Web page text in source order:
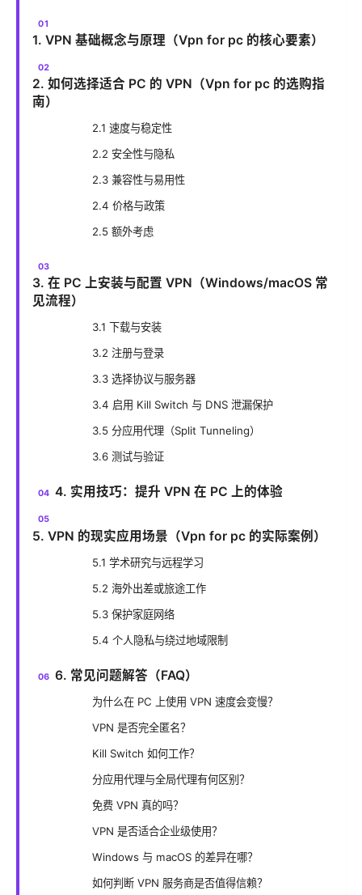
1. VPN 基础概念与原理（Vpn for pc 的核心要素）
2. 如何选择适合 PC 的 VPN（Vpn for pc 的选购指
南）
2.1 速度与稳定性
2.2 安全性与隐私
2.3 兼容性与易用性
2.4 价格与政策
2.5 额外考虑
3. 在 PC 上安装与配置 VPN（Windows/macOS 常
见流程）
3.1 下载与安装
3.2 注册与登录
3.3 选择协议与服务器
3.4 启用 Kill Switch 与 DNS 泄漏保护
3.5 分应用代理（Split Tunneling）
3.6 测试与验证
4. 实用技巧：提升 VPN 在 PC 上的体验
5. VPN 的现实应用场景（Vpn for pc 的实际案例）
5.1 学术研究与远程学习
5.2 海外出差或旅途工作
5.3 保护家庭网络
5.4 个人隐私与绕过地域限制
6. 常见问题解答（FAQ）
为什么在 PC 上使用 VPN 速度会变慢？
VPN 是否完全匿名？
Kill Switch 如何工作？
分应用代理与全局代理有何区别？
免费 VPN 真的吗？
VPN 是否适合企业级使用？
Windows 与 macOS 的差异在哪？
如何判断 VPN 服务商是否值得信赖？